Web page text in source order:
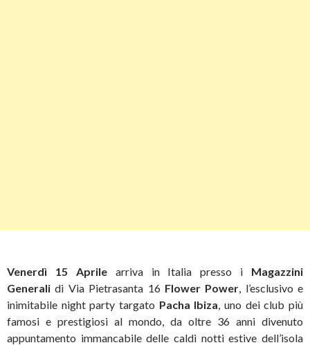
Venerdì 15 Aprilearriva in Italia presso i Magazzini
Generali di Via Pietrasanta 16 Flower Power , l’esclusivo e
inimitabile night party targato Pacha Ibiza , uno dei club più
famosi e prestigiosi al mondo, da oltre 36 anni divenuto
appuntamento immancabile delle caldi notti estive dell’isola